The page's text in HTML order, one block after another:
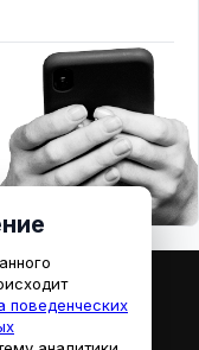
поведенческих